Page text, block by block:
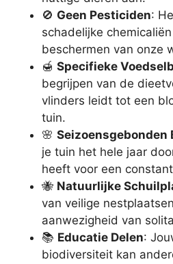
🚫 Geen Pesticiden:
schadelijke
beschermen van onze
🍯 Specifieke
begrijpen van de
vlinders leidt tot een
tuin.
🌸 Seizoensgebonden
je tuin het hele jaar
heeft voor een
🐝 Natuurlijke
van veilige
aanwezigheid van
📚 Educatie Delen:
biodiversiteit kan